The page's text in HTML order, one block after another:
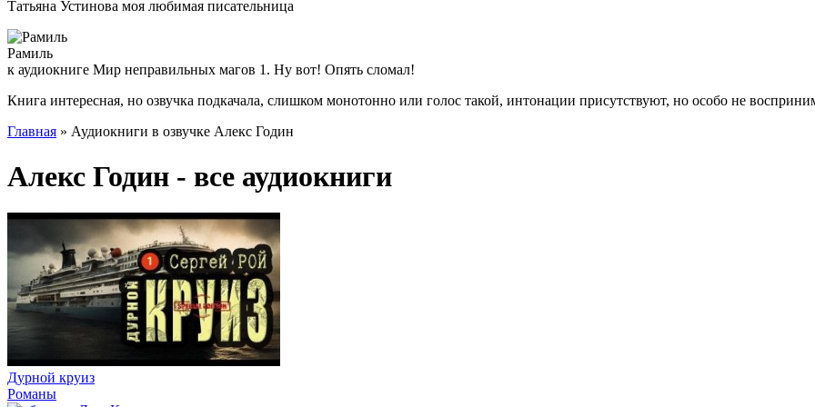
Татьяна Устинова моя любимая писательница
Рамиль
к аудиокниге Мир неправильных магов 1. Ну вот! Опять сломал!
Книга интересная, но озвучка подкачала, слишком монотонно или голос такой, интонации присутствуют, но особо не
Главная » Аудиокниги в озвучке Алекс Годин
Алекс Годин - все аудиокниги
Дурной круиз
Романы